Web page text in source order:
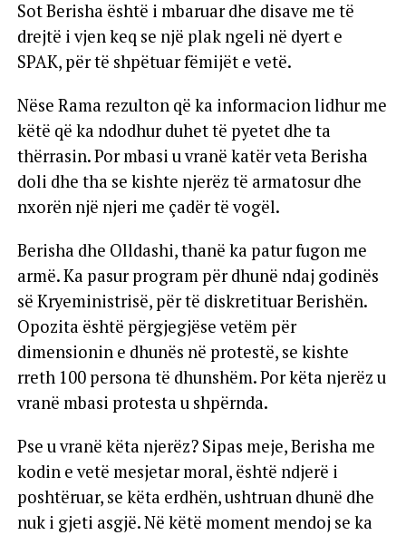
Sot Berisha është i mbaruar dhe disave me të
drejtë i vjen keq se një plak ngeli në dyert e
SPAK, për të shpëtuar fëmijët e vetë.
Nëse Rama rezulton që ka informacion lidhur me
këtë që ka ndodhur duhet të pyetet dhe ta
thërrasin. Por mbasi u vranë katër veta Berisha
doli dhe tha se kishte njerëz të armatosur dhe
nxorën një njeri me çadër të vogël.
Berisha dhe Olldashi, thanë ka patur fugon me
armë. Ka pasur program për dhunë ndaj godinës
së Kryeministrisë, për të diskretituar Berishën.
Opozita është përgjegjëse vetëm për
dimensionin e dhunës në protestë, se kishte
rreth 100 persona të dhunshëm. Por këta njerëz u
vranë mbasi protesta u shpërnda.
Pse u vranë këta njerëz? Sipas meje, Berisha me
kodin e vetë mesjetar moral, është ndjerë i
poshtëruar, se këta erdhën, ushtruan dhunë dhe
nuk i gjeti asgjë. Në këtë moment mendoj se ka